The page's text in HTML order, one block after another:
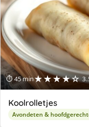
⏱ 45 min★★★★☆
Koolrolletjes
Avondeten &